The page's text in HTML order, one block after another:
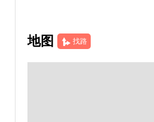
地图 找路